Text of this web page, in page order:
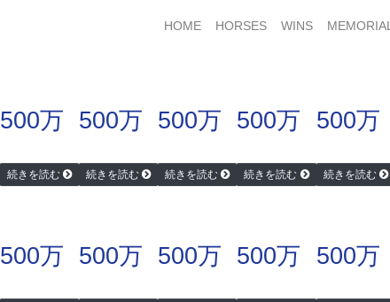
HOME
HORSES WINS MEMORIAL
500万
続きを読む
500万
続きを読む
500万
続きを読む
500万
続きを読む
500万
続きを読む
500万 500万 500万 500万 500万